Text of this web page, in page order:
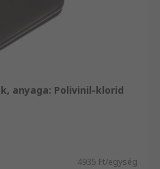
anyaga: Polivinil-klorid
4935 Ft/egység